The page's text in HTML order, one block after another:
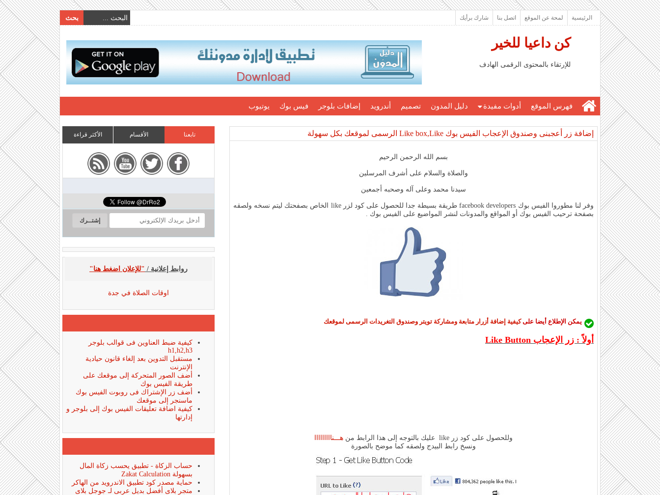
الرئيسية لمحة عن الموقع اتصل بنا شارك برأيك
كن داعيا للخير
للإرتقاء بالمحتوى الرقمى الهادف
فهرس الموقع أدوات مفيدة دليل المدون تصميم أندرويد إضافات بلوجر فيس بوك يوتيوب
إضافة زر أعجبنى وصندوق الإعجاب الفيس بوك Like box,Like الرسمى لموقعك بكل سهولة
بسم الله الرحمن الرحيم
والصلاة والسلام على أشرف المرسلين
سيدنا محمد وعلى آله وصحبه أجمعين
وفر لنا مطوروا الفيس بوك facebook developers طريقة بسيطة جدا للحصول على كود لزر like الخاص بصفحتك ليتم نسخه ولصقه
بصفحة ترحيب الفيس بوك أو المواقع والمدونات لنشر المواضيع على الفيس بوك .
يمكن الإطلاع أيضا علىكيفية إضافة أزرار متابعة ومشاركة تويتر وصندوق التغريدات الرسمى لموقعك
أولاً : زر الإعجاب Like Button
وللحصول على كود زر like عليك بالتوجه إلى هذا الرابط من
هـــنااااااااا
ونسخ رابط البيدج ولصقه كما موضح بالصورة
تابعنا الأكثر قراءة الأقسام
روابط إعلانية / "للإعلان اضغط هنا"
اوقات الصلاة في جدة
كيفية ضبط العناوين فى قوالب بلوجر
h1,h2,h3
مستقبل التدوين بعد إلغاء قانون حيادية
الإنترنت
أضف الصور المتحركة إلى موقعك على
طريقة الفيس بوك
أضف زر الإشتراك فى روبوت الفيس بوك
ماسنجر إلى موقعك
كيفية اضافة تعليقات الفيس بوك إلى بلوجر و
إدارتها
حساب الزكاة - تطبيق يحسب زكاة المال
بسهولة Zakat Calculation
حماية مصدر كود تطبيق الاندرويد من الهاكر
متجر بلاى أفضل بديل عربى لـ جوجل بلاى